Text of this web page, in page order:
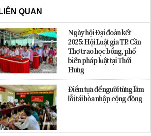
QUAN
Ngày hội Đại đoàn kết
2025: Hội Luật gia TP. Cần
Thơ trao học bổng, phổ
biến pháp luật tại Thới
Hưng
Điểm tựa để người từng lầm
lỗi tái hòa nhập cộng đồng